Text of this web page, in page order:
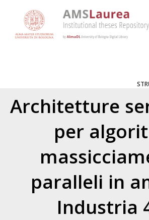
Architetture
per
paralleli in
Industria